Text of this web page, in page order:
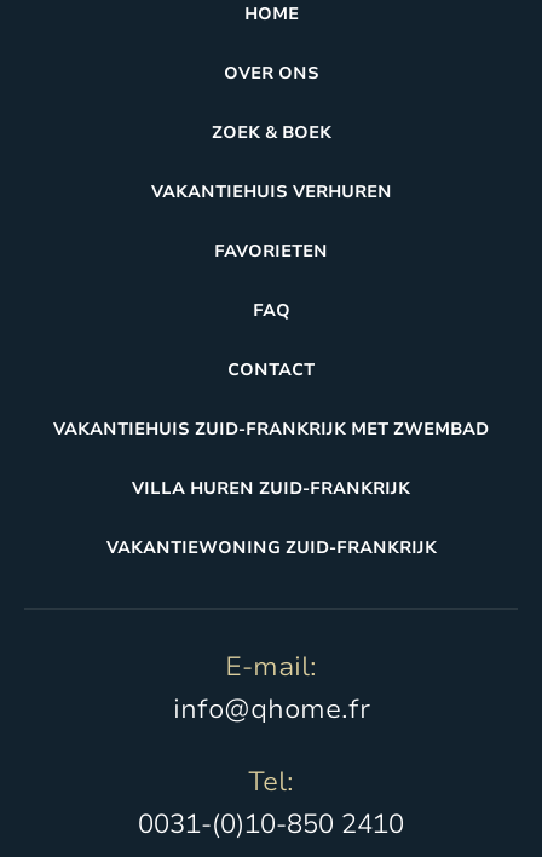
HOME
OVER ONS
ZOEK & BOEK
VAKANTIEHUIS VERHUREN
FAVORIETEN
FAQ
CONTACT
VAKANTIEHUIS ZUID-FRANKRIJK MET ZWEMBAD
VILLA HUREN ZUID-FRANKRIJK
VAKANTIEWONING ZUID-FRANKRIJK
E-mail:
info@qhome.fr
Tel:
0031-(0)10-850 2410